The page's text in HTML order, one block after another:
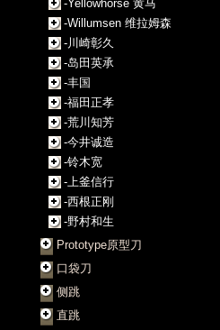
-Yellowhorse 黄马
-Willumsen 维拉姆森
-川崎彰久
-岛田英承
-丰国
-福田正孝
-荒川知芳
-今井诚造
-铃木宽
-上釜信行
-西根正刚
-野村和生
Prototype原型刀
口袋刀
侧跳
直跳